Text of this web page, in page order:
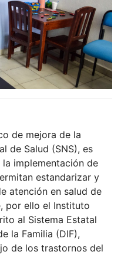
de mejora de la
de Salud (SNS), es
implementación de
estandarizar y
atención en salud de
por ello el Instituto
al Sistema Estatal
la Familia (DIF),
de los trastornos del